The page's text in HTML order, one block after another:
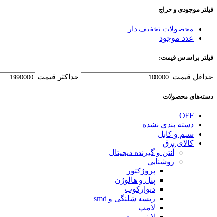
فیلتر موجودی و حراج
محصولات تخفیف دار
عدد موجود
فیلتر براساس قیمت:
حداقل قیمت حداكثر قيمت
دسته‌های محصولات
OFF
دسته بندی نشده
سیم و کابل
کالای برق
آنتن و گیرنده دیجیتال
روشنایی
پروژکتور
پنل و هالوژن
دیوارکوب
ریسه شلنگی و smd
لامپ